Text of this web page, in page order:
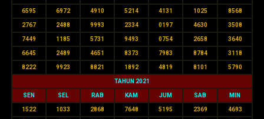
6595 6972 4910 5214 4131 1025 8568
2767 2488 9993 2334 0197 4630 3508
7449 1185 5731 9493 0754 2658 3640
6645 2489 4651 8373 7983 8784 3118
8222 9923 8821 1892 4819 8101 5790
TAHUN 2021
SEN SEL RAB KAM JUM SAB MIN
1522 1033 2868 7648 5195 2369 4693